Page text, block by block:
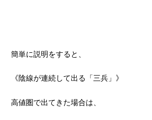
簡単に説明をすると、
《陰線が連続して出る「三兵」》
高値圏で出てきた場合は、